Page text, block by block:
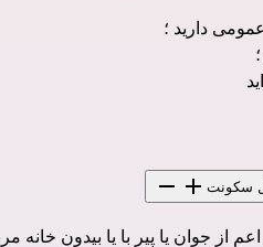
دارید ؛
سکونت
از جوان یا پیر با یا بیدون خانه